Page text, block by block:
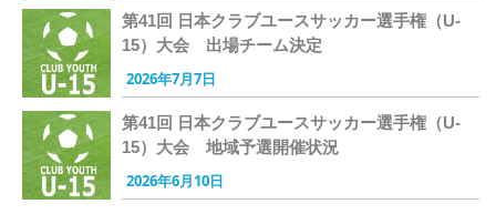
第41回 日本クラブユースサッカー選手権（U-
15）大会 出場チーム決定
2026年7月7日
第41回 日本クラブユースサッカー選手権（U-
15）大会 地域予選開催状況
2026年6月10日